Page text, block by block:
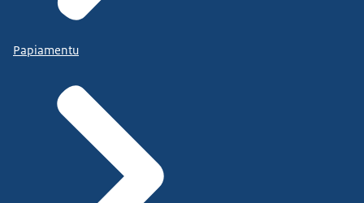
Papiamentu